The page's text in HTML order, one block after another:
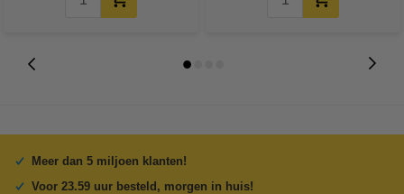
Meer dan 5 miljoen klanten!
Voor 23.59 uur besteld, morgen in huis!